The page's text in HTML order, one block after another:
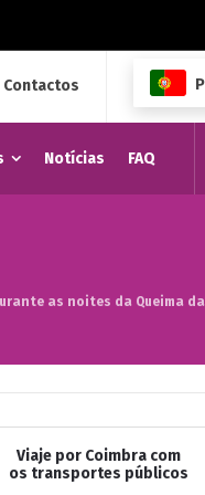
Contactos
Notícias FAQ
as noites da Queima
Viaje por Coimbra com
os transportes públicos